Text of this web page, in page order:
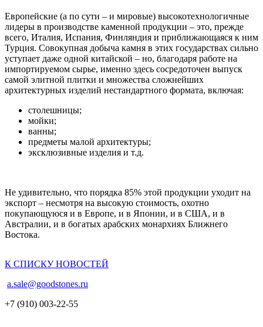
Европейские (а по сути – и мировые) высокотехнологичные
лидеры в производстве каменной продукции – это, прежде
всего, Италия, Испания, Финляндия и приближающаяся к ним
Турция. Совокупная добыча камня в этих государствах сильно
уступает даже одной китайской – но, благодаря работе на
импортируемом сырье, именно здесь сосредоточен выпуск
самой элитной плитки и множества сложнейших
архитектурных изделий нестандартного формата, включая:
столешницы;
мойки;
ванны;
предметы малой архитектуры;
эксклюзивные изделия и т.д.
Не удивительно, что порядка 85% этой продукции уходит на
экспорт – несмотря на высокую стоимость, охотно
покупающуюся и в Европе, и в Японии, и в США, и в
Австралии, и в богатых арабских монархиях Ближнего
Востока.
К СПИСКУ НОВОСТЕЙ
a.sale@goodstones.ru
+7 (910) 003-22-55